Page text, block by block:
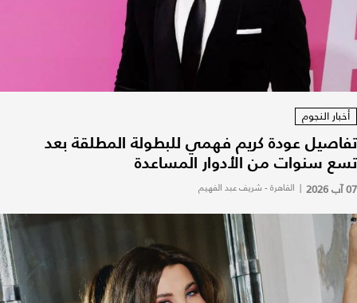
أخبار النجوم
تفاصيل عودة كريم فهمي للبطولة المطلقة بعد
تسع سنوات من الأدوار المساعدة
07 آب 2026 | القاهرة - شريف عبد الفهيم